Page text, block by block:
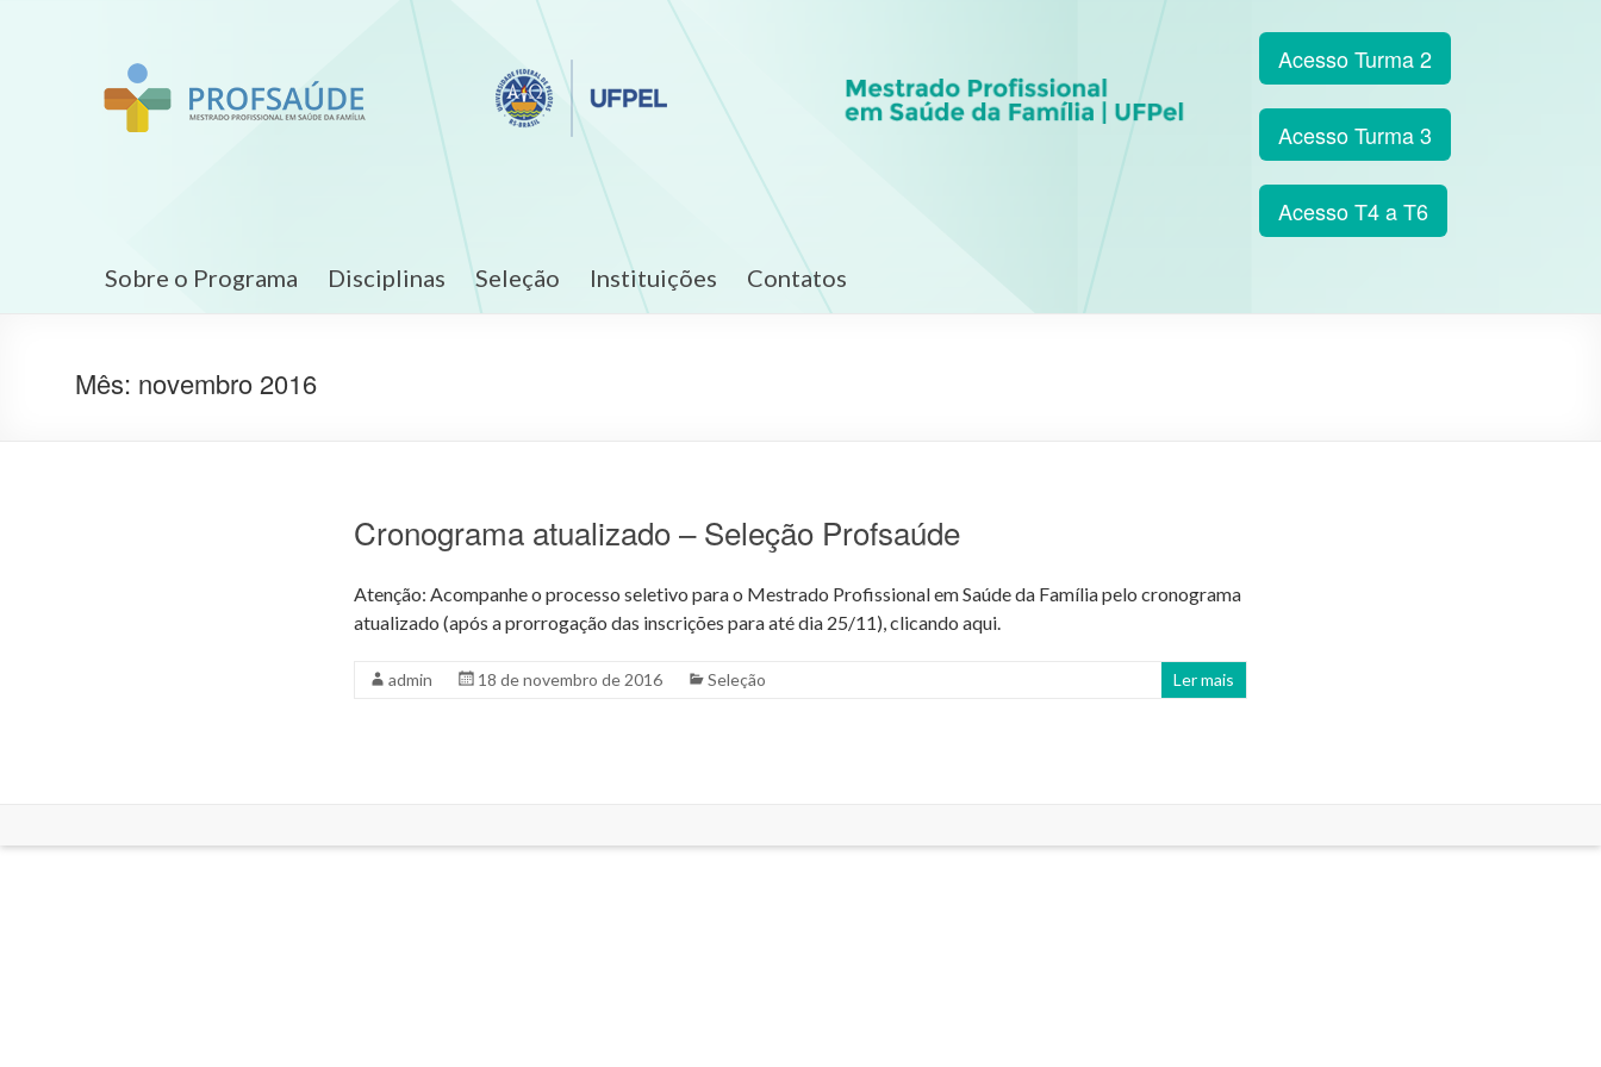
Acesso Turma 2
Acesso Turma 3
Acesso T4 a T6
Sobre o Programa Disciplinas Seleção Instituições Contatos
Mês: novembro 2016
Cronograma atualizado – Seleção Profsaúde
Atenção: Acompanhe o processo seletivo para o Mestrado Profissional em Saúde da Família pelo cronograma
atualizado (após a prorrogação das inscrições para até dia 25/11), clicando aqui.
admin 18 de novembro de 2016 Seleção Ler mais